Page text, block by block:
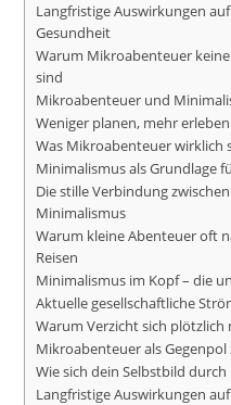
Langfristige Auswirkungen
Gesundheit
Warum Mikroabenteuer
sind
Mikroabenteuer und
Weniger planen, mehr erleben
Was Mikroabenteuer wirklich
Minimalismus als Grundlage
Die stille Verbindung
Minimalismus
Warum kleine Abenteuer oft
Reisen
Minimalismus im Kopf – die
Aktuelle gesellschaftliche
Warum Verzicht sich
Mikroabenteuer als
Wie sich dein Selbstbild
Langfristige Auswirkungen